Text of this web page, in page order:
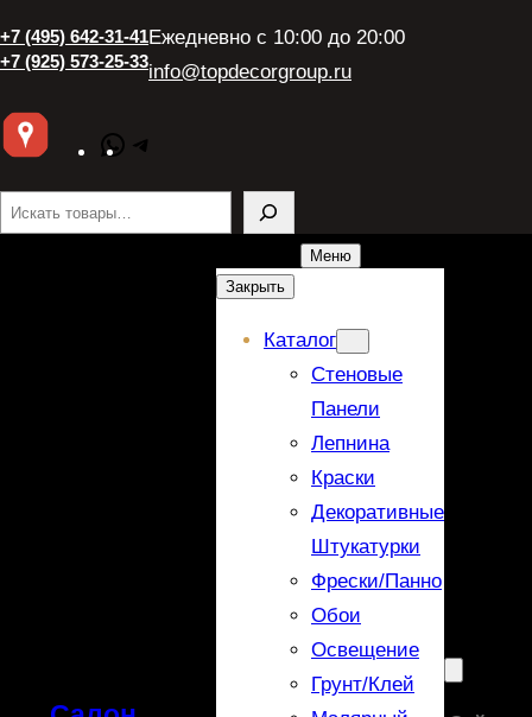
+7 (495) 642-31-41
+7 (925) 573-25-33
Ежедневно с 10:00 до 20:00
info@topdecorgroup.ru
WhatsApp
Поиск
Меню
Закрыть
Каталог
Стеновые
Панели
Лепнина
Краски
Декоративные
Штукатурки
Фрески/панно
Обои
Освещение
Грунт/Клей